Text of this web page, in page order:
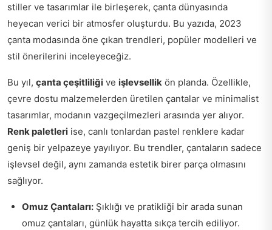
stiller ve tasarımlar ile birleşerek, çanta dünyasında
heyecan verici bir atmosfer oluşturdu. Bu yazıda, 2023
çanta modasında öne çıkan trendleri, popüler modelleri ve
stil önerilerini inceleyeceğiz.
Bu yıl, çanta çeşitliliği ve işlevsellik ön planda. Özellikle,
çevre dostu malzemelerden üretilen çantalar ve minimalist
tasarımlar, modanın vazgeçilmezleri arasında yer alıyor.
Renk paletleri ise, canlı tonlardan pastel renklere kadar
geniş bir yelpazeye yayılıyor. Bu trendler, çantaların sadece
işlevsel değil, aynı zamanda estetik birer parça olmasını
sağlıyor.
Omuz Çantaları: Şıklığı ve pratikliği bir arada sunan
omuz çantaları, günlük hayatta sıkça tercih ediliyor.